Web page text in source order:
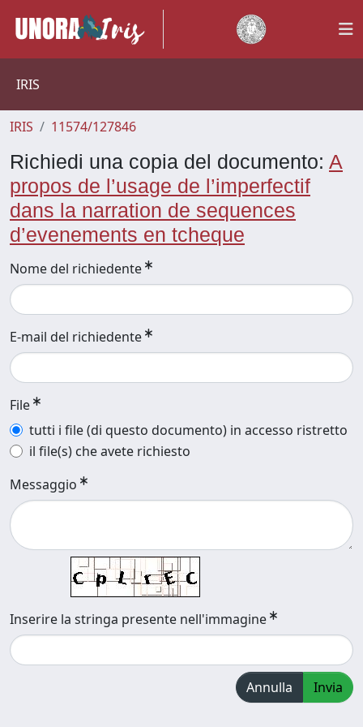
IRIS
IRIS 11574/127846
Richiedi una copia del documento: A
propos de l’usage de l’imperfectif
dans la narration de sequences
d’evenements en tcheque
Nome del richiedente
E-mail del richiedente
File
tutti i file (di questo documento) in accesso ristretto
il file(s) che avete richiesto
Messaggio
Inserire la stringa presente nell'immagine
Annulla Invia